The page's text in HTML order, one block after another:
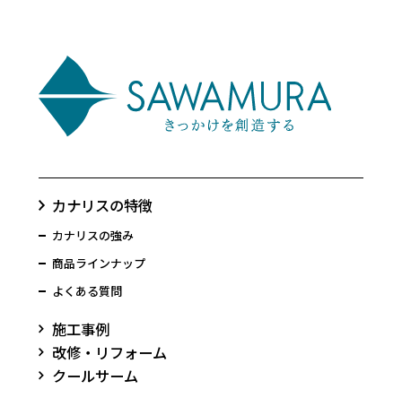
カナリスの特徴
カナリスの強み
商品ラインナップ
よくある質問
施工事例
改修・リフォーム
クールサーム